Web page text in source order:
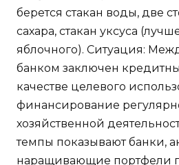
берется стакан воды, две
сахара, стакан уксуса
яблочного). Ситуация:
банком заключен
качестве целевого
финансирование
хозяйственной
темпы показывают банки,
наращивающие портфели